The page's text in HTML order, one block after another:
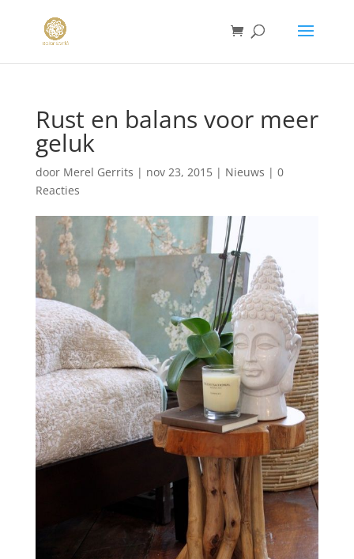
Rust en balans voor meer
geluk
door Merel Gerrits | nov 23, 2015| Nieuws | 0
Reacties